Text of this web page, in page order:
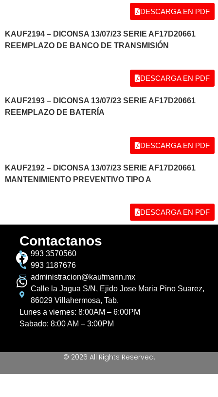
DESCARGA EN PDF
KAUF2194 – DICONSA 13/07/23 SERIE AF17D20661
REEMPLAZO DE BANCO DE TRANSMISIÓN
DESCARGA EN PDF
KAUF2193 – DICONSA 13/07/23 SERIE AF17D20661
REEMPLAZO DE BATERÍA
DESCARGA EN PDF
KAUF2192 – DICONSA 13/07/23 SERIE AF17D20661
MANTENIMIENTO PREVENTIVO TIPO A
DESCARGA EN PDF
Contactanos
993 3570560
993 1187676
administracion@kaufmann.mx
Calle la Jagua S/N, Ejido Jose Maria Pino Suarez,
86029 Villahermosa, Tab.
Lunes a viernes: 8:00AM – 6:00PM
Sabado: 8:00 AM – 3:00PM
© 2026 All Rights Reserved.